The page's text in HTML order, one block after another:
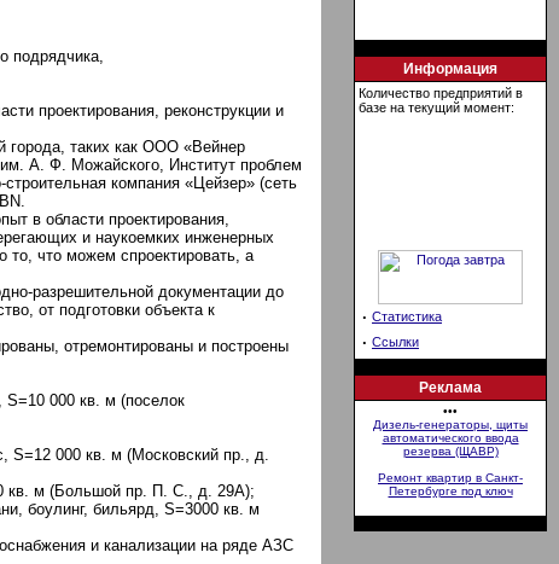
подрядчика,
проектирования, реконструкции и
города, таких как ООО «Вейнер
А. Ф. Можайского, Институт проблем
компания «Цейзер» (сеть
в области проектирования,
и наукоемких инженерных
что можем спроектировать, а
разрешительной документации до
от подготовки объекта к
отремонтированы и построены
000 кв. м (поселок
S=12 000 кв. м (Московский пр., д.
кв. м (Большой пр. П. С., д. 29А);
боулинг, бильярд, S=3000 кв. м
и канализации на ряде АЗС
Информация
Количество предприятий в
базе на текущий момент:
· Статистика
· Ссылки
Реклама
•••
Дизель-генераторы, щиты
автоматического ввода
резерва (ЩАВР)
Ремонт квартир в Санкт-
Петербурге под ключ